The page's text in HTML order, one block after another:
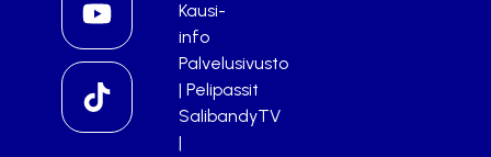
Kausi-
info
Palvelusivusto
| Pelipassit
SalibandyTV
|